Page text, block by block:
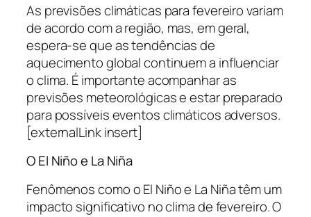
As previsões climáticas para fevereiro variam
de acordo com a região, mas, em geral,
espera-se que as tendências de
aquecimento global continuem a influenciar
o clima. É importante acompanhar as
previsões meteorológicas e estar preparado
para possíveis eventos climáticos adversos.
[externalLink insert]
O El Niño e La Niña
Fenômenos como o El Niño e La Niña têm um
impacto significativo no clima de fevereiro. O